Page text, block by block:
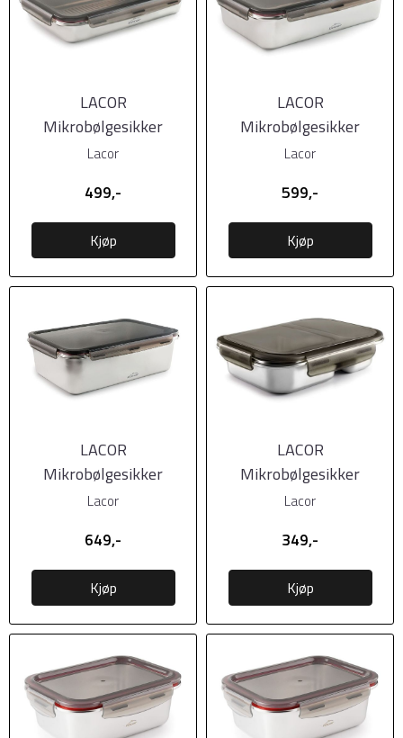
LACOR
Mikrobølgesikker
matboks i stål m/tett
Lacor
499,-
Kjøp
LACOR
Mikrobølgesikker
matboks i stål m/tett
Lacor
599,-
Kjøp
LACOR
Mikrobølgesikker
matboks i stål m/tett
Lacor
649,-
Kjøp
LACOR
Mikrobølgesikker
matboks i stål m/tett
Lacor
349,-
Kjøp